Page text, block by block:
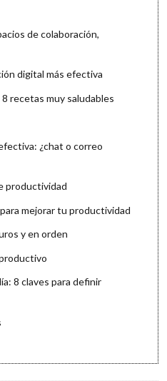
de colaboración,
digital más efectiva
recetas muy saludables
¿chat o correo
productividad
mejorar tu productividad
y en orden
8 claves para definir